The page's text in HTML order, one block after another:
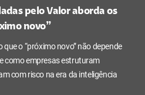
pelo Valor aborda os
novo”
o “próximo novo” não depende
como empresas estruturam
com risco na era da inteligência